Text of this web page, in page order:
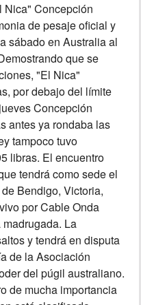
Nica" Concepción
de pesaje oficial y
sábado en Australia al
que se
"El Nica"
por debajo del límite
Concepción
antes ya rondaba las
tampoco tuvo
libras. El encuentro
tendrá como sede el
Bendigo, Victoria,
por Cable Onda
La
y tendrá en disputa
de la Asociación
del púgil australiano.
de mucha importancia